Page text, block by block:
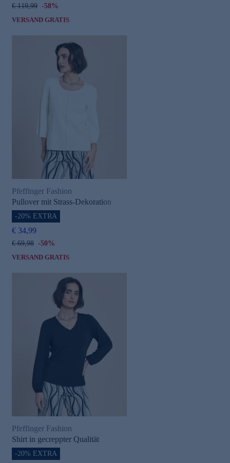
€ 119,99 -58%
VERSAND GRATIS
Pfeffinger Fashion
Pullover mit Strass-Dekoration
-20% EXTRA
€ 34,99
€ 69,98 -50%
VERSAND GRATIS
Pfeffinger Fashion
Shirt in gecreppter Qualität
-20% EXTRA